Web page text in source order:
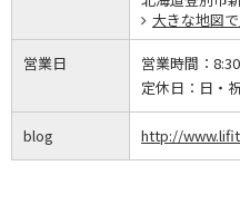
大きな地図
営業日 営業時間：
定休日： 日・
blog http://